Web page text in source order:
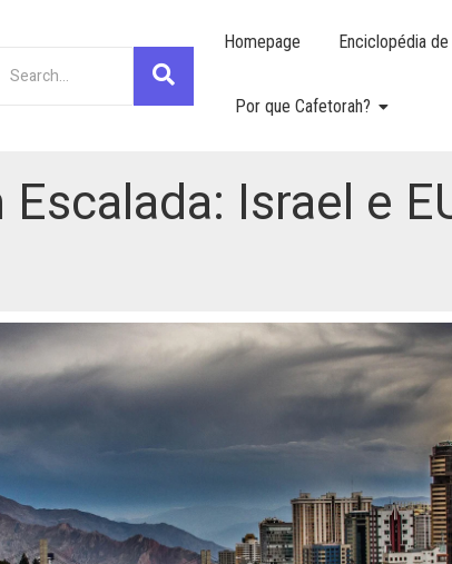
Homepage Enciclopédia
Por que Cafetorah?
Escalada: Israel e